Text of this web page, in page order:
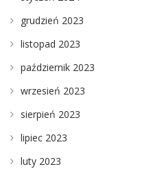
grudzień 2023
listopad 2023
październik 2023
wrzesień 2023
sierpień 2023
lipiec 2023
luty 2023